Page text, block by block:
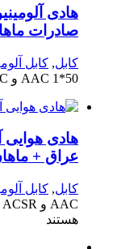
صادرات
کابل, کابل
50*1 AAC و AAAC صادرات ماهان کابل
عراق +
کابل, کابل
AAC و ACSR صادرات به عراق + ماهان کابل امیر
هستند